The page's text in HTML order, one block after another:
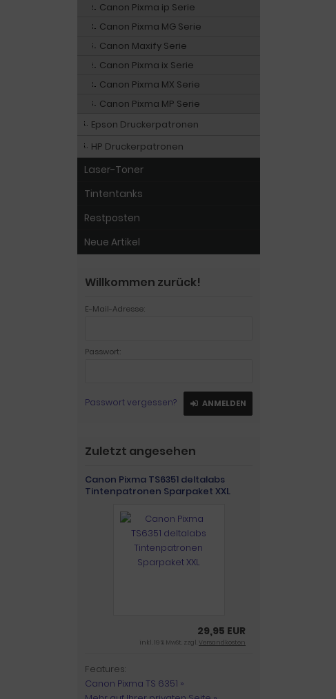
Canon Pixma ip Serie
Canon Pixma MG Serie
Canon Maxify Serie
Canon Pixma ix Serie
Canon Pixma MX Serie
Canon Pixma MP Serie
Epson Druckerpatronen
HP Druckerpatronen
Laser-Toner
Tintentanks
Restposten
Neue Artikel
Willkommen zurück!
E-Mail-Adresse:
Passwort:
Passwort vergessen? ANMELDEN
Zuletzt angesehen
Canon Pixma TS6351 deltalabs
Tintenpatronen Sparpaket XXL
29,95 EUR
inkl. 19 % MwSt. zzgl.Versandkosten
Features:
Canon Pixma TS 6351 »